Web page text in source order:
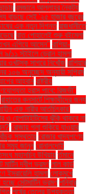
রমজানে আল্লাহর নৈকট্য
বাড়ছে সেই '২৫ হাজার বছরের
এক নতুন দিগন্ত রাজধানীতে
রাত পোহালেই শুরু বইমেলা
তখন এগিয়ে আসেন" রাশিয়া-
৯/১১ স্টাইলে ড্রোন হামলা
ওখটস্ক সাগরে নিখোঁজ রাশিয়ার
১০৬ অনুচ্ছেদ অনুযায়ী সুপ্রিম
আহ্বান রাষ্ট্রীয়
হ্রাস পাবে: রিজভী"
রাহাতের কনসার্টে শিক্ষার্থীদের জন্য
এক নারীর আর্তচিৎকার'
ও হেপাটাইটিসের ঝুঁকি থাকবে না
রোজায় গলা শুকিয়ে যাওয়ার
সুস্থতায় রোজার খাদ্যপণ্যে
সমূহ জানুন রোনালদোই
মহাসচিব উখিয়ায় র্তমানে
মার্টিন দ্বীপ ভ্রমণ লাল কার্ড
ইসরায়েলি হামলা লোকমুখে
সেন্টমার্টিন ভ্রমণ শনিবার
শর্ষের তেলের উপযুক্ততা